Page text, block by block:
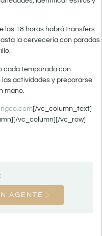
las 18 horas habrá transfers
la cervecería con paradas
cada temporada con
actividades y prepararse
mano.
[/vc_column_text]
vc_column][/vc_row]
AGENTE